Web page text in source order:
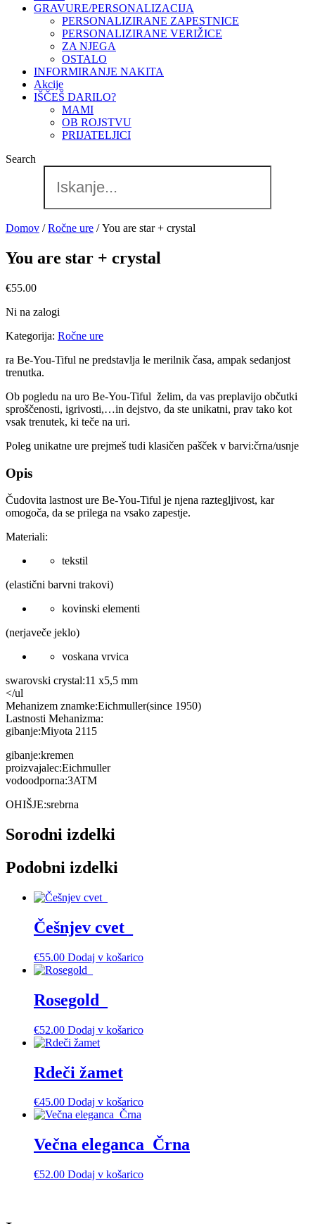
GRAVURE/PERSONALIZACIJA
PERSONALIZIRANE ZAPESTNICE
PERSONALIZIRANE VERIŽICE
ZA NJEGA
OSTALO
INFORMIRANJE NAKITA
Akcije
IŠČEŠ DARILO?
MAMI
OB ROJSTVU
PRIJATELJICI
Search
Domov /Ročne ure / You are star + crystal
You are star + crystal
€55.00
Ni na zalogi
Kategorija: Ročne ure
ra Be-You-Tiful ne predstavlja le merilnik časa, ampak sedanjost
trenutka.
Ob pogledu na uro Be-You-Tiful želim, da vas preplavijo občutki
sproščenosti, igrivosti,…in dejstvo, da ste unikatni, prav tako kot
vsak trenutek, ki teče na uri.
Poleg unikatne ure prejmeš tudi klasičen pašček v barvi:črna/usnje
Opis
Čudovita lastnost ure Be-You-Tiful je njena raztegljivost, kar
omogoča, da se prilega na vsako zapestje.
Materiali:
tekstil
(elastični barvni trakovi)
kovinski elementi
(nerjaveče jeklo)
voskana vrvica
swarovski crystal:11 x5,5 mm
</ul
Mehanizem znamke:Eichmuller(since 1950)
Lastnosti Mehanizma:
gibanje:Miyota 2115
gibanje:kremen
proizvajalec:Eichmuller
vodoodporna:3ATM
OHIŠJE:srebrna
Sorodni izdelki
Podobni izdelki
Češnjev cvet_
€55.00 Dodaj v košarico
Rosegold_
€52.00 Dodaj v košarico
Rdeči žamet
€45.00 Dodaj v košarico
Večna eleganca_Črna
€52.00 Dodaj v košarico